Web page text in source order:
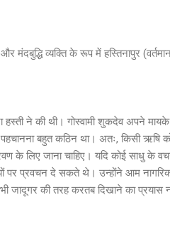
व्यक्ति के रूप में हस्तिनापुर
हस्ती ने की थी। गोस्वामी शुकदेव अपने
बहुत कठिन था। अतः, किसी ऋषि
के लिए जाना चाहिए। यदि कोई साधु के
पर प्रवचन दे सकते थे। उन्होंने आम
जादूगर की तरह करतब दिखाने का प्रयास